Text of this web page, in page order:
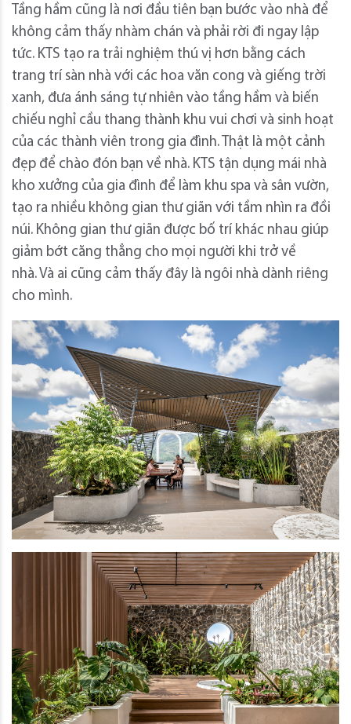
Tầng hầm cũng là nơi đầu tiên bạn bước vào nhà để
không cảm thấy nhàm chán và phải rời đi ngay lập
tức. KTS tạo ra trải nghiệm thú vị hơn bằng cách
trang trí sàn nhà với các hoa văn cong và giếng trời
xanh, đưa ánh sáng tự nhiên vào tầng hầm và biến
chiếu nghỉ cầu thang thành khu vui chơi và sinh hoạt
của các thành viên trong gia đình. Thật là một cảnh
đẹp để chào đón bạn về nhà. KTS tận dụng mái nhà
kho xưởng của gia đình để làm khu spa và sân vườn,
tạo ra nhiều không gian thư giãn với tầm nhìn ra đồi
núi. Không gian thư giãn được bố trí khác nhau giúp
giảm bớt căng thẳng cho mọi người khi trở về
nhà. Và ai cũng cảm thấy đây là ngôi nhà dành riêng
cho mình.